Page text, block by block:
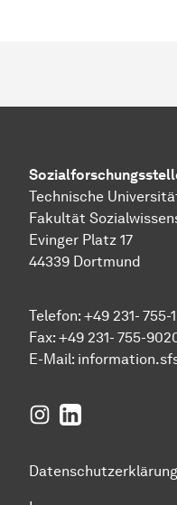
Technische
Fakultät
Evinger Platz 17
44339 Dortmund
Telefon: +49 231- 755-1
Fax: +49 231- 755-
E-Mail:
Instagram
LinkedIn
Datenschutzerklärung